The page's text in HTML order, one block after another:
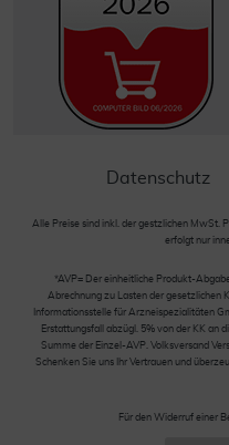
Datenschutz
Alle Preise sind inkl. der gestzlichen MwSt.
erfolgt nur
*AVP= Der einheitliche Produkt-
Abrechnung zu Lasten der gesetzlichen
Informationsstelle für Arzneispezialitäten
Erstattungsfall abzügl. 5% von der KK an
Summe der Einzel-AVP. Volksversand
Schenken Sie uns Ihr Vertrauen und
Für den Widerruf einer